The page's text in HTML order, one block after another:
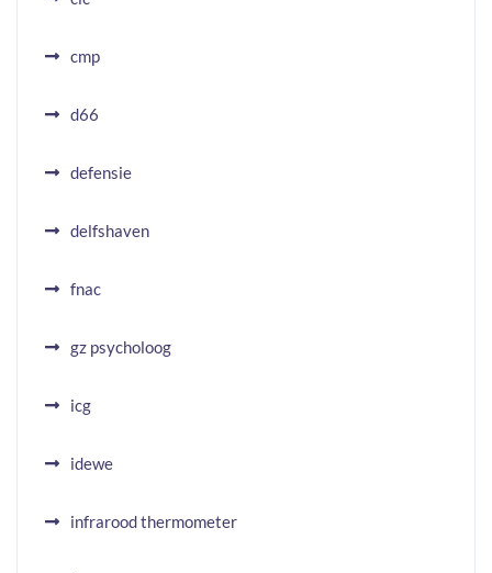
cmp
d66
defensie
delfshaven
fnac
gz psycholoog
icg
idewe
infrarood thermometer